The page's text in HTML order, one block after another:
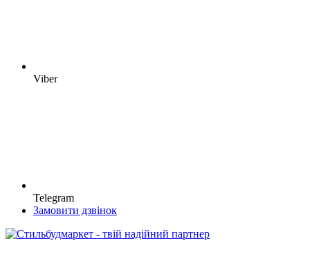
Viber
Telegram
Замовити дзвінок